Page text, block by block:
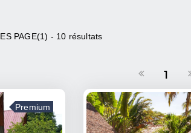
PAGE(1) - 10 résultats
1
Premium